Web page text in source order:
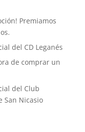
Premiamos
del CD Leganés
de comprar un
del Club
San Nicasio